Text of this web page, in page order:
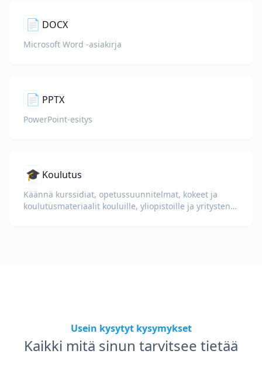
📄 DOCX
Microsoft Word -asiakirja
📄 PPTX
PowerPoint-esitys
🎓 Koulutus
Käännä kurssidiat, opetussuunnitelmat, kokeet ja
koulutusmateriaalit kouluille, yliopistoille ja yritysten
Usein kysytyt kysymykset
Kaikki mitä sinun tarvitsee tietää